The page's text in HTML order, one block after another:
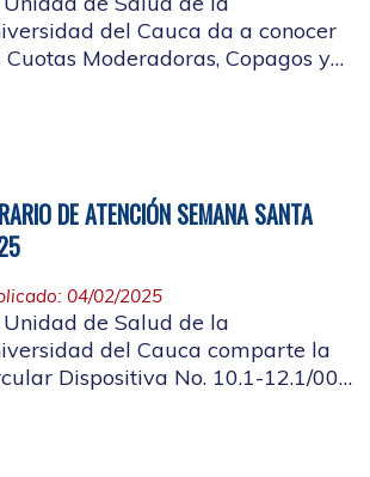
del Cauca da a conocer
Moderadoras, Copagos y
DE ATENCIÓN SEMANA SANTA
04/02/2025
Unidad de Salud de la
del Cauca comparte la
Dispositiva No. 10.1-12.1/002